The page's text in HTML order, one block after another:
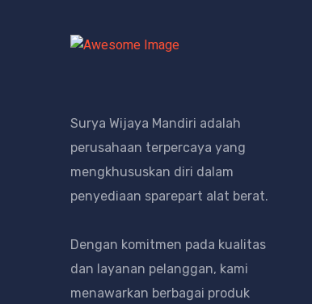
Surya Wijaya Mandiri adalah
perusahaan terpercaya yang
mengkhususkan diri dalam
penyediaan sparepart alat berat.
Dengan komitmen pada kualitas
dan layanan pelanggan, kami
menawarkan berbagai produk